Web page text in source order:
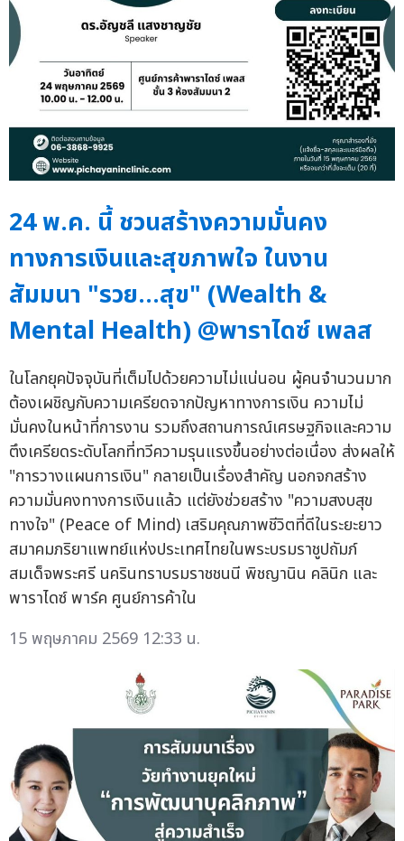
24 พ.ค. นี้ ชวนสร้างความมั่นคง
ทางการเงินและสุขภาพใจ ในงาน
สัมมนา "รวย…สุข" (Wealth &
Mental Health) @พาราไดซ์ เพลส
ในโลกยุคปัจจุบันที่เต็มไปด้วยความไม่แน่นอน ผู้คนจำนวนมาก
ต้องเผชิญกับความเครียดจากปัญหาทางการเงิน ความไม่
มั่นคงในหน้าที่การงาน รวมถึงสถานการณ์เศรษฐกิจและความ
ตึงเครียดระดับโลกที่ทวีความรุนแรงขึ้นอย่างต่อเนื่อง ส่งผลให้
"การวางแผนการเงิน" กลายเป็นเรื่องสำคัญ นอกจกสร้าง
ความมั่นคงทางการเงินแล้ว แต่ยังช่วยสร้าง "ความสงบสุข
ทางใจ" (Peace of Mind) เสริมคุณภาพชีวิตที่ดีในระยะยาว
สมาคมภริยาแพทย์แห่งประเทศไทยในพระบรมราชูปถัมภ์
สมเด็จพระศรี นครินทราบรมราชชนนี พิชญานิน คลินิก และ
พาราไดซ์ พาร์ค ศูนย์การค้าใน
15 พฤษภาคม 2569 12:33 น.